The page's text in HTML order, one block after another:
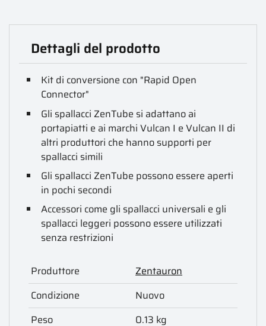
Dettagli del prodotto
Kit di conversione con "Rapid Open
Connector"
Gli spallacci ZenTube si adattano ai
portapiatti e ai marchi Vulcan I e Vulcan II di
altri produttori che hanno supporti per
spallacci simili
Gli spallacci ZenTube possono essere aperti
in pochi secondi
Accessori come gli spallacci universali e gli
spallacci leggeri possono essere utilizzati
senza restrizioni
Produttore
Zentauron
Condizione
Nuovo
Peso
0.13 kg